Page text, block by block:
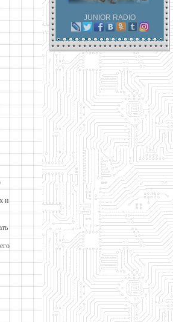
JUNIOR RADIO
и